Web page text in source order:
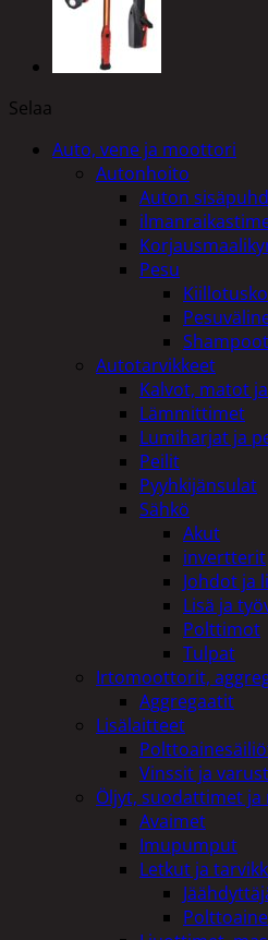
Selaa
Auto, vene ja moottori
Autonhoito
Auton
Pesu
Autotarvikkeet
Kalvot, matot
Lämmittimet
Lumiharjat ja
Peilit
Pyyhkijänsulat
Sähkö
Akut
invertterit
Johdot ja
Lisä ja
Polttimot
Tulpat
Irtomoottorit,
Aggregaatit
Lisälaitteet
Vinssit ja
Öljyt, suodattimet ja
Avaimet
Imupumput
Letkut ja